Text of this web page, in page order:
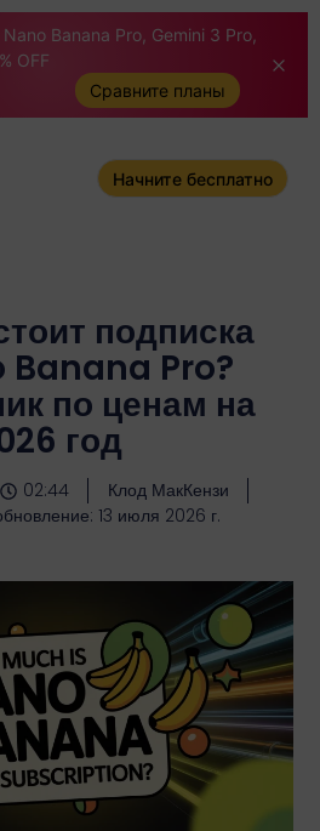
Banana Pro, Gemini 3 Pro,
OFF
Сравните планы
Начните бесплатно
подписка
Banana Pro?
по ценам на
год
02:44
Клод МакКензи
13 июля 2026 г.